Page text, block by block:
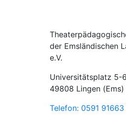
der Emsländischen
e.V.
Universitätsplatz 5-6
49808 Lingen (Ems)
Telefon: 0591 91663